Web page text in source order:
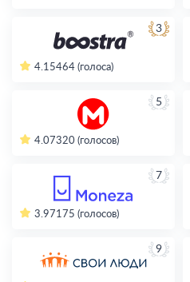
3
4.15464 (голоса)
5
4.07320 (голосов)
7
3.97175 (голосов)
9